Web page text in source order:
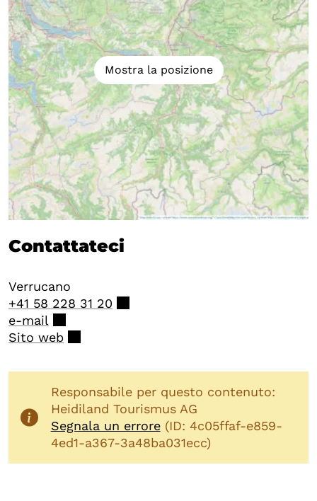
Mostra la posizione
Contattateci
Verrucano
+41 58 228 31 20
e-mail
Sito web
Responsabile per questo contenuto:
Heidiland Tourismus AG
Segnala un errore(ID: 4c05ffaf-e859-
4ed1-a367-3a48ba031ecc)